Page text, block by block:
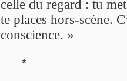
celle du regard : tu
te places hors-scène.
conscience. »
*